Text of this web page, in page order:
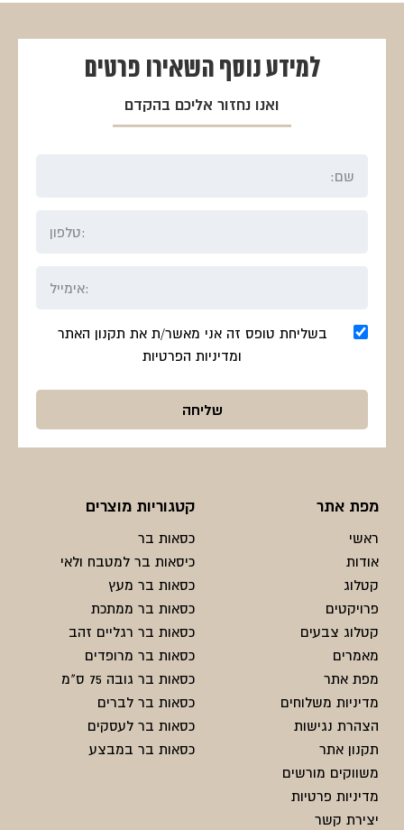
מפת אתר
ראשי
אודות
קטלוג
פרויקטים
קטלוג צבעים
מאמרים
מפת אתר
מדיניות משלוחים
הצהרת נגישות
תקנון אתר
משווקים מורשים
מדיניות פרטיות
יצירת קשר
קטגוריות מוצרים
כסאות בר
כיסאות בר למטבח ולאי
כסאות בר מעץ
כסאות בר ממתכת
כסאות בר רגליים זהב
כסאות בר מרופדים
כסאות בר גובה 75 ס"מ
כסאות בר לברים
כסאות בר לעסקים
כסאות בר במבצע
למידע נוסף השאירו פרטים
ואנו נחזור אליכם בהקדם
בשליחת טופס זה אני מאשר/ת את תקנון האתר
ומדיניות הפרטיות